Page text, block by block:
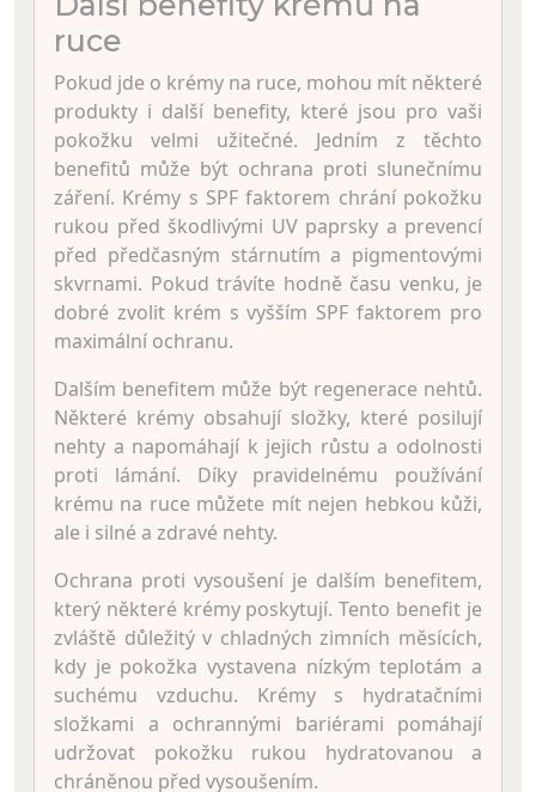
ruce
Pokud jde o krémy na ruce, mohou mít některé
produkty i další benefity, které jsou pro vaši
pokožku velmi užitečné. Jedním z těchto
benefitů může být ochrana proti slunečnímu
záření. Krémy s SPF faktorem chrání pokožku
rukou před škodlivými UV paprsky a prevencí
před předčasným stárnutím a pigmentovými
skvrnami. Pokud trávíte hodně času venku, je
dobré zvolit krém s vyšším SPF faktorem pro
maximální ochranu.
Dalším benefitem může být regenerace nehtů.
Některé krémy obsahují složky, které posilují
nehty a napomáhají k jejich růstu a odolnosti
proti lámání. Díky pravidelnému používání
krému na ruce můžete mít nejen hebkou kůži,
ale i silné a zdravé nehty.
Ochrana proti vysoušení je dalším benefitem,
který některé krémy poskytují. Tento benefit je
zvláště důležitý v chladných zimních měsících,
kdy je pokožka vystavena nízkým teplotám a
suchému vzduchu. Krémy s hydratačními
složkami a ochrannými bariérami pomáhají
udržovat pokožku rukou hydratovanou a
chráněnou před vysoušením.